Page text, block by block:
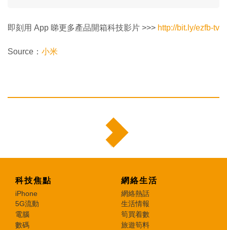
即刻用 App 睇更多產品開箱科技影片 >>> http://bit.ly/ezfb-tv
Source： 小米
科技焦點
iPhone
5G流動
電腦
數碼
網絡生活
網絡熱話
生活情報
筍買着數
旅遊筍料